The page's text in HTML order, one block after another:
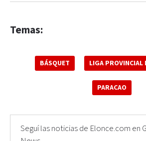
Temas:
BÁSQUET LIGA PROVINCIAL
PARACAO
Seguí las noticias de Elonce.com en